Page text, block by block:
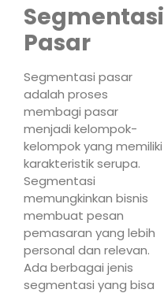
Segmentasi
Pasar
Segmentasi pasar
adalah proses
membagi pasar
menjadi kelompok-
kelompok yang memiliki
karakteristik serupa.
Segmentasi
memungkinkan bisnis
membuat pesan
pemasaran yang lebih
personal dan relevan.
Ada berbagai jenis
segmentasi yang bisa